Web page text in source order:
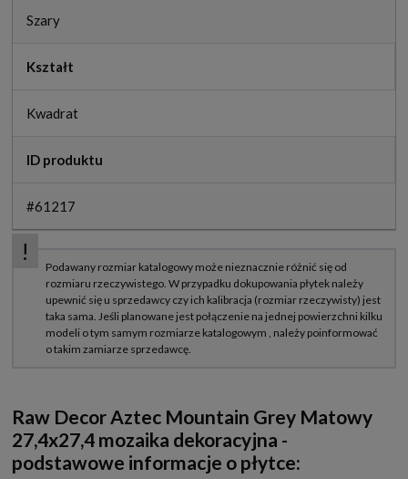
Szary
Kształt
Kwadrat
ID produktu
#61217
Raw Decor Aztec Mountain Grey Matowy
27,4x27,4 mozaika dekoracyjna -
podstawowe informacje o płytce: